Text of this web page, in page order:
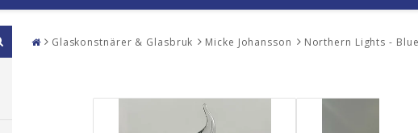
Glaskonstnärer & Glasbruk Micke Johansson Northern Lights -